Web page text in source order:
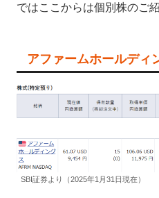
ではここからは個別株のご
アファームホールデ
SBI証券より（2025年1月31日現在）